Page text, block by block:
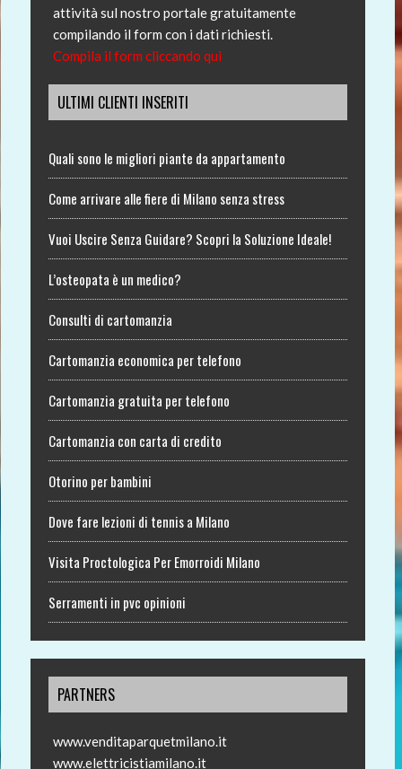
attività sul nostro portale gratuitamente
compilando il form con i dati richiesti.
Compila il form cliccando qui
ULTIMI CLIENTI INSERITI
Quali sono le migliori piante da appartamento
Come arrivare alle fiere di Milano senza stress
Vuoi Uscire Senza Guidare? Scopri la Soluzione Ideale!
L’osteopata è un medico?
Consulti di cartomanzia
Cartomanzia economica per telefono
Cartomanzia gratuita per telefono
Cartomanzia con carta di credito
Otorino per bambini
Dove fare lezioni di tennis a Milano
Visita Proctologica Per Emorroidi Milano
Serramenti in pvc opinioni
PARTNERS
www.venditaparquetmilano.it
www.elettricistiamilano.it